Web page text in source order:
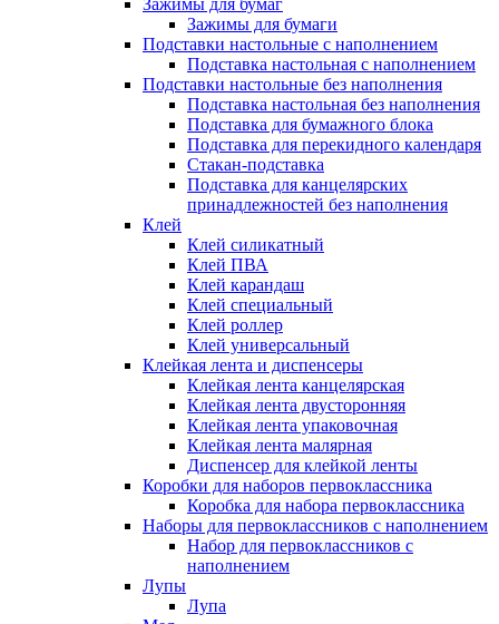
Зажимы для бумаг
Зажимы для бумаги
Подставки настольные с наполнением
Подставка настольная с наполнением
Подставки настольные без наполнения
Подставка настольная без наполнения
Подставка для бумажного блока
Подставка для перекидного календаря
Стакан-подставка
Подставка для канцелярских
принадлежностей без наполнения
Клей
Клей силикатный
Клей ПВА
Клей карандаш
Клей специальный
Клей роллер
Клей универсальный
Клейкая лента и диспенсеры
Клейкая лента канцелярская
Клейкая лента двусторонняя
Клейкая лента упаковочная
Клейкая лента малярная
Диспенсер для клейкой ленты
Коробки для наборов первоклассника
Коробка для набора первоклассника
Наборы для первоклассников с наполнением
Набор для первоклассников с
наполнением
Лупы
Лупа